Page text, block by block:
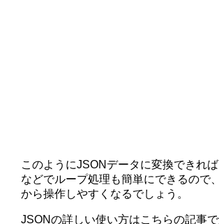
このようにJSONデータに変換できれ
などでループ処理も簡単にできるので
から操作しやすくなるでしょう。
JSONの詳しい使い方はこちらの記事